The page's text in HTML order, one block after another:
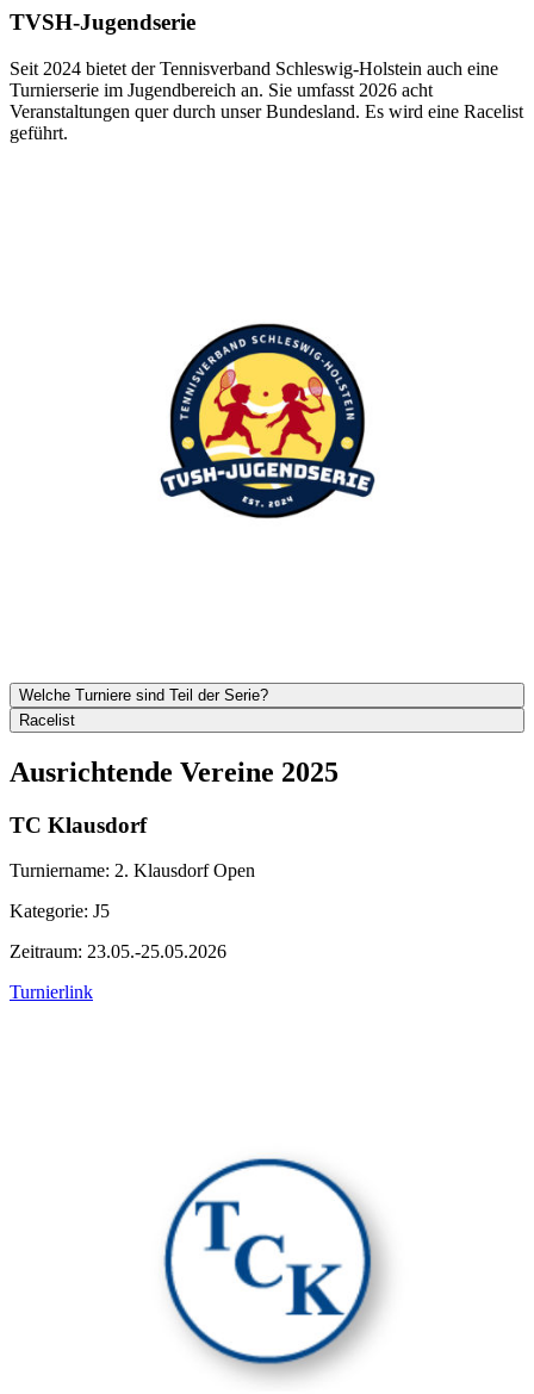
TVSH-Jugendserie
Seit 2024 bietet der Tennisverband Schleswig-Holstein auch eine
Turnierserie im Jugendbereich an. Sie umfasst 2026 acht
Veranstaltungen quer durch unser Bundesland. Es wird eine Racelist
geführt.
Welche Turniere sind Teil der Serie?
Racelist
Ausrichtende Vereine 2025
TC Klausdorf
Turniername: 2. Klausdorf Open
Kategorie: J5
Zeitraum: 23.05.-25.05.2026
Turnierlink